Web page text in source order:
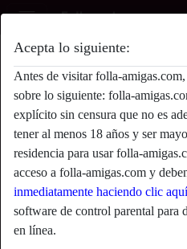
Acepta lo siguiente:
Antes de visitar folla-
sobre lo siguiente: folla-
explícito sin censura que no es
tener al menos 18 años y ser
residencia para usar folla-
acceso a folla-amigas.com y
inmediatamente haciendo clic
software de control parental para
en línea.
Nenico's perfil